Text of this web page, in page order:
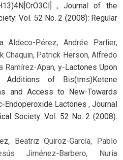
, Journal of the
Vol. 52 No. 2 (2008): Regular
Aldeco-Pérez, Andrée Parlier,
Chaquin, Patrick Herson, Alfredo
Ramírez-Apan, y-Lactones Upon
Additions of Bis(tms)Ketene
and Access to New-Towards
Endoperoxide Lactones , Journal
Society: Vol. 52 No. 2 (2008):
Beatriz Quiroz-García, Pablo
Jiménez-Barbero, Nuria